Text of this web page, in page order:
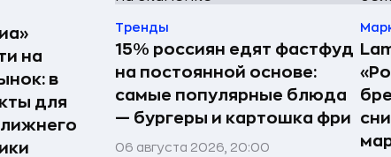
на
в
для
Тренды
15% россиян едят фастфуд
на постоянной основе:
самые популярные блюда
— бургеры и картошка фри
06 августа 2026, 20:00